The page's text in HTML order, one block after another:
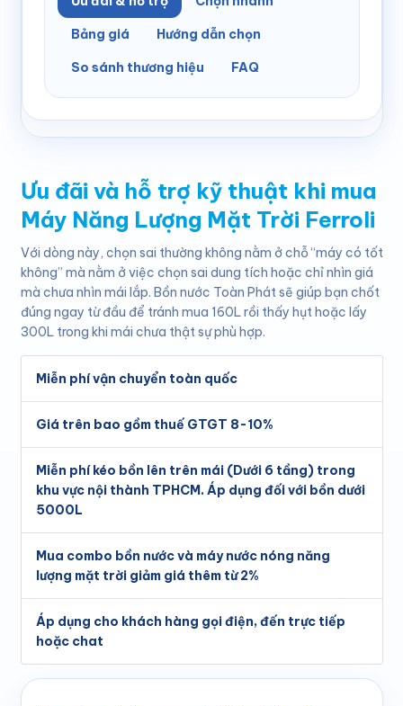
Bảng giá Hướng dẫn chọn
So sánh thương hiệu FAQ
Ưu đãi và hỗ trợ kỹ thuật khi mua
Máy Năng Lượng Mặt Trời Ferroli
Với dòng này, chọn sai thường không nằm ở chỗ “máy có tốt
không” mà nằm ở việc chọn sai dung tích hoặc chỉ nhìn giá
mà chưa nhìn mái lắp. Bồn nước Toàn Phát sẽ giúp bạn chốt
đúng ngay từ đầu để tránh mua 160L rồi thấy hụt hoặc lấy
300L trong khi mái chưa thật sự phù hợp.
Miễn phí vận chuyển toàn quốc
Giá trên bao gồm thuế GTGT 8-10%
Miễn phí kéo bồn lên trên mái (Dưới 6 tầng) trong
khu vực nội thành TPHCM. Áp dụng đối với bồn dưới
5000L
Mua combo bồn nước và máy nước nóng năng
lượng mặt trời giảm giá thêm từ 2%
Áp dụng cho khách hàng gọi điện, đến trực tiếp
hoặc chat